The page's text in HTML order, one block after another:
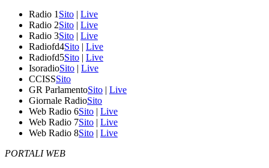
Radio 1 Sito | Live
Radio 2Sito | Live
Radio 3Sito | Live
Radiofd4Sito | Live
Radiofd5Sito | Live
IsoradioSito | Live
CCISSSito
GR ParlamentoSito | Live
Giornale RadioSito
Web Radio 6Sito | Live
Web Radio 7Sito | Live
Web Radio 8Sito | Live
PORTALI WEB